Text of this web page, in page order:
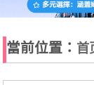
當前位置： 首